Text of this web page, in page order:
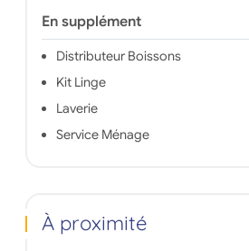
En supplément
Distributeur Boissons
Kit Linge
Laverie
Service Ménage
À proximité